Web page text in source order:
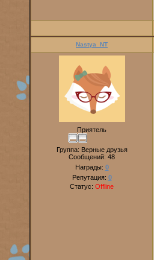
Nastya_NT
Приятель
Группа: Верные друзья
Сообщений: 48
Награды: 0
Репутация: 0
Статус: Offline